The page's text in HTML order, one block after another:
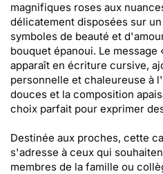
magnifiques roses aux
délicatement disposées sur
symboles de beauté et
bouquet épanoui. Le message
apparaît en écriture cursive,
personnelle et chaleureuse à
douces et la composition
choix parfait pour exprimer
Destinée aux proches, cette
s'adresse à ceux qui
membres de la famille ou